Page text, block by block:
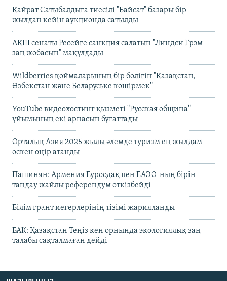
Қайрат Сатыбалдыға тиесілі "Байсат" базары бір
жылдан кейін аукционда сатылды
АҚШ сенаты Ресейге санкция салатын "Линдси Грэм
заң жобасын" мақұлдады
Wildberries қоймаларының бір бөлігін "Қазақстан,
Өзбекстан және Беларуське көшірмек"
YouTube видеохостинг қызметі "Русская община"
ұйымының екі арнасын бұғаттады
Орталық Азия 2025 жылы әлемде туризм ең жылдам
өскен өңір атанды
Пашинян: Армения Еуроодақ пен ЕАЭО-ның бірін
таңдау жайлы референдум өткізбейді
Білім грант иегерлерінің тізімі жарияланды
БАҚ: Қазақстан Теңіз кен орнында экологиялық заң
талабы сақталмаған дейді